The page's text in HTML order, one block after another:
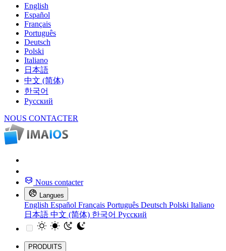
English
Español
Français
Português
Deutsch
Polski
Italiano
日本語
中文 (简体)
한국어
Русский
NOUS CONTACTER
Nous contacter
Langues
English Español Français Português Deutsch Polski Italiano
日本語 中文 (简体) 한국어 Русский
PRODUITS